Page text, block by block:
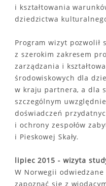
i kształtowania
dziedzictwa
Program wizyt pozwolił
z szerokim zakresem
zarządzania i
środowiskowych dla
w kraju partnera, a dla
szczególnym
doświadczeń
i ochrony zespołów
i Pieskowej Skały.
lipiec 2015 - wizyta
W Norwegii
zapoznać się z